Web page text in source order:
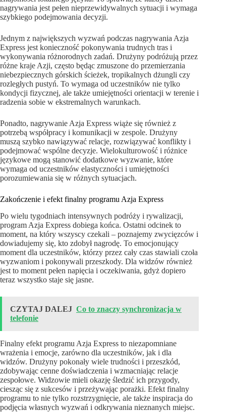
nagrywania jest pełen nieprzewidywalnych sytuacji i wymaga
szybkiego podejmowania decyzji.
Jednym z największych wyzwań podczas nagrywania Azja
Express jest konieczność pokonywania trudnych tras i
wykonywania różnorodnych zadań. Drużyny podróżują przez
różne kraje Azji, często będąc zmuszone do przemierzania
niebezpiecznych górskich ścieżek, tropikalnych dżungli czy
rozległych pustyń. To wymaga od uczestników nie tylko
kondycji fizycznej, ale także umiejętności orientacji w terenie i
radzenia sobie w ekstremalnych warunkach.
Ponadto, nagrywanie Azja Express wiąże się również z
potrzebą współpracy i komunikacji w zespole. Drużyny
muszą szybko nawiązywać relacje, rozwiązywać konflikty i
podejmować wspólne decyzje. Wielokulturowość i różnice
językowe mogą stanowić dodatkowe wyzwanie, które
wymaga od uczestników elastyczności i umiejętności
porozumiewania się w różnych sytuacjach.
Zakończenie i efekt finalny programu Azja Express
Po wielu tygodniach intensywnych podróży i rywalizacji,
program Azja Express dobiega końca. Ostatni odcinek to
moment, na który wszyscy czekali – poznajemy zwycięzców i
dowiadujemy się, kto zdobył nagrodę. To emocjonujący
moment dla uczestników, którzy przez cały czas stawiali czoła
wyzwaniom i pokonywali przeszkody. Dla widzów również
jest to moment pełen napięcia i oczekiwania, gdyż dopiero
teraz wszystko staje się jasne.
CZYTAJ DALEJ Co to znaczy synchronizacja w
telefonie
Finalny efekt programu Azja Express to niezapomniane
wrażenia i emocje, zarówno dla uczestników, jak i dla
widzów. Drużyny pokonały wiele trudności i przeszkód,
zdobywając cenne doświadczenia i wzmacniając relacje
zespołowe. Widzowie mieli okazję śledzić ich przygody,
ciesząc się z sukcesów i przeżywając porażki. Efekt finalny
programu to nie tylko rozstrzygnięcie, ale także inspiracja do
podjęcia własnych wyzwań i odkrywania nieznanych miejsc.